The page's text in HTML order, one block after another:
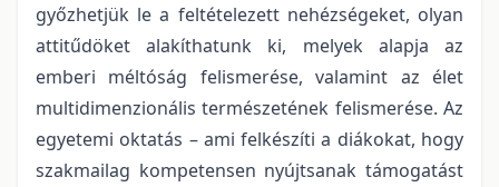
győzhetjük le a feltételezett nehézségeket, olyan
attitűdöket alakíthatunk ki, melyek alapja az
emberi méltóság felismerése, valamint az élet
multidimenzionális természetének felismerése. Az
egyetemi oktatás – ami felkészíti a diákokat, hogy
szakmailag kompetensen nyújtsanak támogatást